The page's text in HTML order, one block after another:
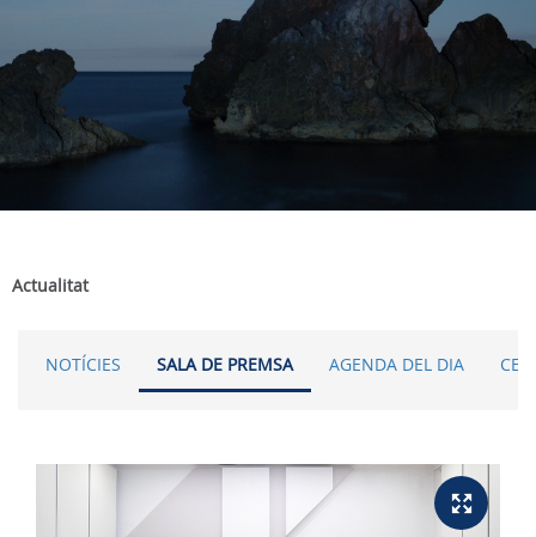
Actualitat
NOTÍCIES SALA DE PREMSA AGENDA DEL DIA